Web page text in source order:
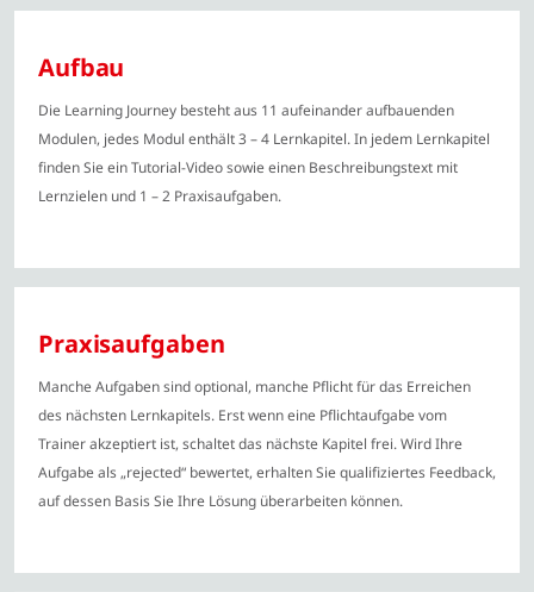
Aufbau
Die Learning Journey besteht aus 11 aufeinander aufbauenden
Modulen, jedes Modul enthält 3 – 4 Lernkapitel. In jedem Lernkapitel
finden Sie ein Tutorial-Video sowie einen Beschreibungstext mit
Lernzielen und 1 – 2 Praxisaufgaben.
Praxisaufgaben
Manche Aufgaben sind optional, manche Pflicht für das Erreichen
des nächsten Lernkapitels. Erst wenn eine Pflichtaufgabe vom
Trainer akzeptiert ist, schaltet das nächste Kapitel frei. Wird Ihre
Aufgabe als „rejected“ bewertet, erhalten Sie qualifiziertes Feedback,
auf dessen Basis Sie Ihre Lösung überarbeiten können.